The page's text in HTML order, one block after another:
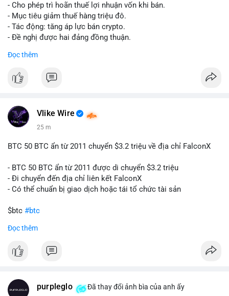
tái cơ cấu danh mục trước phiên giao dịch Âu-Mỹ. Tâm lý thị
trường có thể dao động nhẹ khi nhà đầu tư nhỏ lẻ theo dõi
động thái này.
và điểm đến của số BTC này trong 2-4 giờ tới. Nếu dòng tiền
phòng thủ. Nếu vào ví lạnh, có thể duy trì chiến lược nắm giữ
#160btc #vilanh #thanhkhoansan
- Cho phép trì hoãn thuế lợi nhuận vốn khi bán.
- Mục tiêu giảm thuế hàng triệu đô.
- Tác động: tăng áp lực bán crypto.
- Đề nghị được hai đảng đồng thuận.
📰 Nguồn: Cointelegraph
Đọc thêm
Vlike Wire
25 m
BTC 50 BTC ẩn từ 2011 chuyển $3.2 triệu về địa chỉ FalconX
- BTC 50 BTC ẩn từ 2011 được di chuyển $3.2 triệu
- Đi chuyển đến địa chỉ liên kết FalconX
- Có thể chuẩn bị giao dịch hoặc tái tổ chức tài sản
$btc #btc
#vlikevn
📰 Nguồn: CoinDesk
Đọc thêm
purpleglo Đã thay đổi ảnh bìa của anh ấy